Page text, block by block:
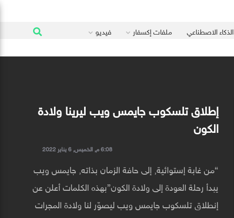
الذكاء الاصطناعي ملفات إكسفار فيديو
إطلاق تلسكوب جايمس ويب ليرينا ولادة
الكون
6:08 م, الخميس, 6 يناير 2022
“من غابة إستوائية, إلى حافة الزمان بذاته, جايمس ويب
يبدأ رحلة العودة إلى ولادة الكون”بهذه الكلمات أعلن عن
إنطلاق تلسكوب جايمس ويب ليصوّر لنا ولادة المجرات